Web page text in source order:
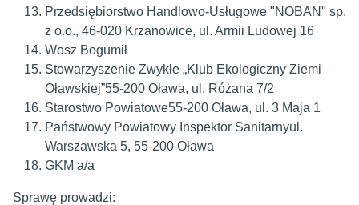
Przedsiębiorstwo Handlowo-Usługowe "NOBAN" sp.
z o.o., 46-020 Krzanowice, ul. Armii Ludowej 16
Wosz Bogumił
Stowarzyszenie Zwykłe „Klub Ekologiczny Ziemi
Oławskiej”55-200 Oława, ul. Różana 7/2
Starostwo Powiatowe55-200 Oława, ul. 3 Maja 1
Państwowy Powiatowy Inspektor Sanitarnyul.
Warszawska 5, 55-200 Oława
GKM a/a
Sprawę prowadzi: